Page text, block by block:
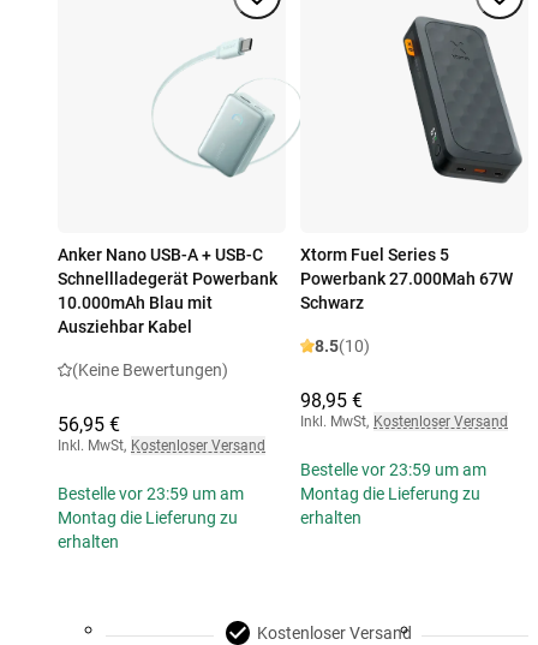
Anker Nano USB-A + USB-C
Schnellladegerät Powerbank
10.000mAh Blau mit
Ausziehbar Kabel
(Keine Bewertungen)
56,95 €
Inkl. MwSt, Kostenloser Versand
Bestelle vor 23:59 um am
Montag die Lieferung zu
erhalten
Xtorm Fuel Series 5
Powerbank 27.000Mah 67W
Schwarz
8.5(10)
98,95 €
Inkl. MwSt, Kostenloser Versand
Bestelle vor 23:59 um am
Montag die Lieferung zu
erhalten
Kostenloser Versand